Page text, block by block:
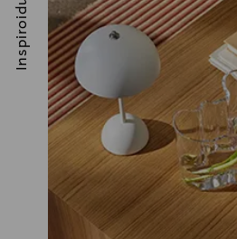
consumer.service@brabantia.com
Avainsanat
perunansoseuttaja
Inspiroidu